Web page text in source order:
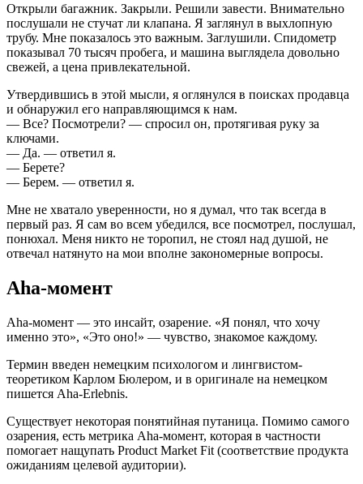
Открыли багажник. Закрыли. Решили завести. Внимательно
послушали не стучат ли клапана. Я заглянул в выхлопную
трубу. Мне показалось это важным. Заглушили. Спидометр
показывал 70 тысяч пробега, и машина выглядела довольно
свежей, а цена привлекательной.
Утвердившись в этой мысли, я оглянулся в поисках продавца
и обнаружил его направляющимся к нам.
— Все? Посмотрели? — спросил он, протягивая руку за
ключами.
— Да. — ответил я.
— Берете?
— Берем. — ответил я.
Мне не хватало уверенности, но я думал, что так всегда в
первый раз. Я сам во всем убедился, все посмотрел, послушал,
понюхал. Меня никто не торопил, не стоял над душой, не
отвечал натянуто на мои вполне закономерные вопросы.
Aha-момент
Aha-момент — это инсайт, озарение. «Я понял, что хочу
именно это», «Это оно!» — чувство, знакомое каждому.
Термин введен немецким психологом и лингвистом-
теоретиком Карлом Бюлером, и в оригинале на немецком
пишется Aha-Erlebnis.
Существует некоторая понятийная путаница. Помимо самого
озарения, есть метрика Aha-момент, которая в частности
помогает нащупать Product Market Fit (соответствие продукта
ожиданиям целевой аудитории).